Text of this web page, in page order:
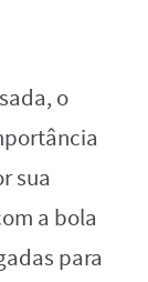
o
sua
a bola
para